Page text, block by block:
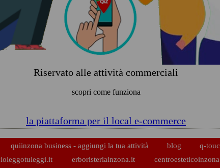
Riservato alle attività commerciali
scopri come funziona
la piattaforma per il local e-commerce
quiinzona business - aggiungi la tua attività blog
q-
ioleggotuleggi.it erboristeriainzona.it